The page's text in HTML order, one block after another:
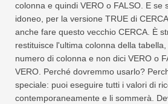
colonna e quindi VERO o FALSO. E se
idoneo, per la versione TRUE di
anche fare questo vecchio CERCA. È
restituisce l'ultima colonna della
numero di colonna e non dici VERO o
VERO. Perché dovremmo usarlo?
speciale: puoi eseguire tutti i valori di
contemporaneamente e li sommerà.